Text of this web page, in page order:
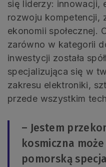
się liderzy: innowacji,
rozwoju kompetencji,
ekonomii społecznej.
zarówno w kategorii
inwestycji została
specjalizująca się w
zakresu elektroniki,
przede wszystkim
– Jestem
kosmiczna
pomorską